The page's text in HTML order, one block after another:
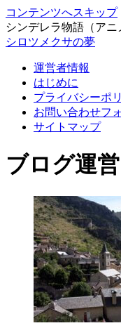
コンテンツへスキップ
シンデレラ物語（ア
シロツメクサの夢
運営者情報
はじめに
プライバシーポ
お問い合わせフ
サイトマップ
ブログ運営